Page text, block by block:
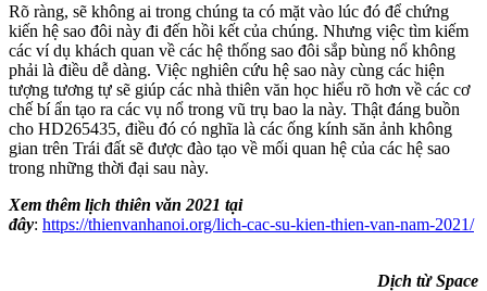
Rõ ràng, sẽ không ai trong chúng ta có mặt vào lúc đó để chứng
kiến hệ sao đôi này đi đến hồi kết của chúng. Nhưng việc tìm kiếm
các ví dụ khách quan về các hệ thống sao đôi sắp bùng nổ không
phải là điều dễ dàng. Việc nghiên cứu hệ sao này cùng các hiện
tượng tương tự sẽ giúp các nhà thiên văn học hiểu rõ hơn về các cơ
chế bí ẩn tạo ra các vụ nổ trong vũ trụ bao la này. Thật đáng buồn
cho HD265435, điều đó có nghĩa là các ống kính săn ảnh không
gian trên Trái đất sẽ được đào tạo về mối quan hệ của các hệ sao
trong những thời đại sau này.
Xem thêm lịch thiên văn 2021 tại
đây: https://thienvanhanoi.org/lich-cac-su-kien-thien-van-nam-2021/
Dịch từ Space